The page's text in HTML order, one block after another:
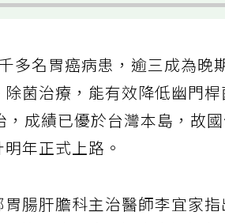
多名胃癌病患，逾三成為晚
菌治療，能有效降低幽門
，成績已優於台灣本島，故
年正式上路。
腸肝膽科主治醫師李宜家